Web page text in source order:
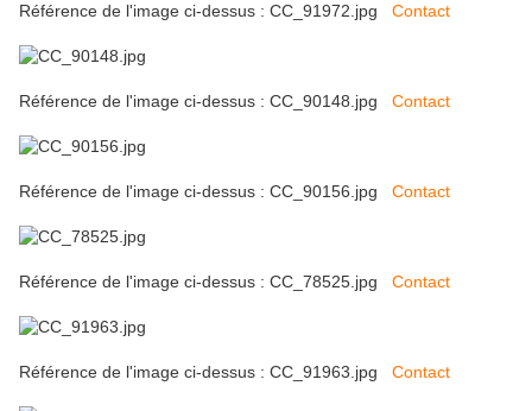
Référence de l'image ci-dessus : CC_91972.jpg Contact
Référence de l'image ci-dessus : CC_90148.jpg Contact
Référence de l'image ci-dessus : CC_90156.jpg Contact
Référence de l'image ci-dessus : CC_78525.jpg Contact
Référence de l'image ci-dessus : CC_91963.jpg Contact